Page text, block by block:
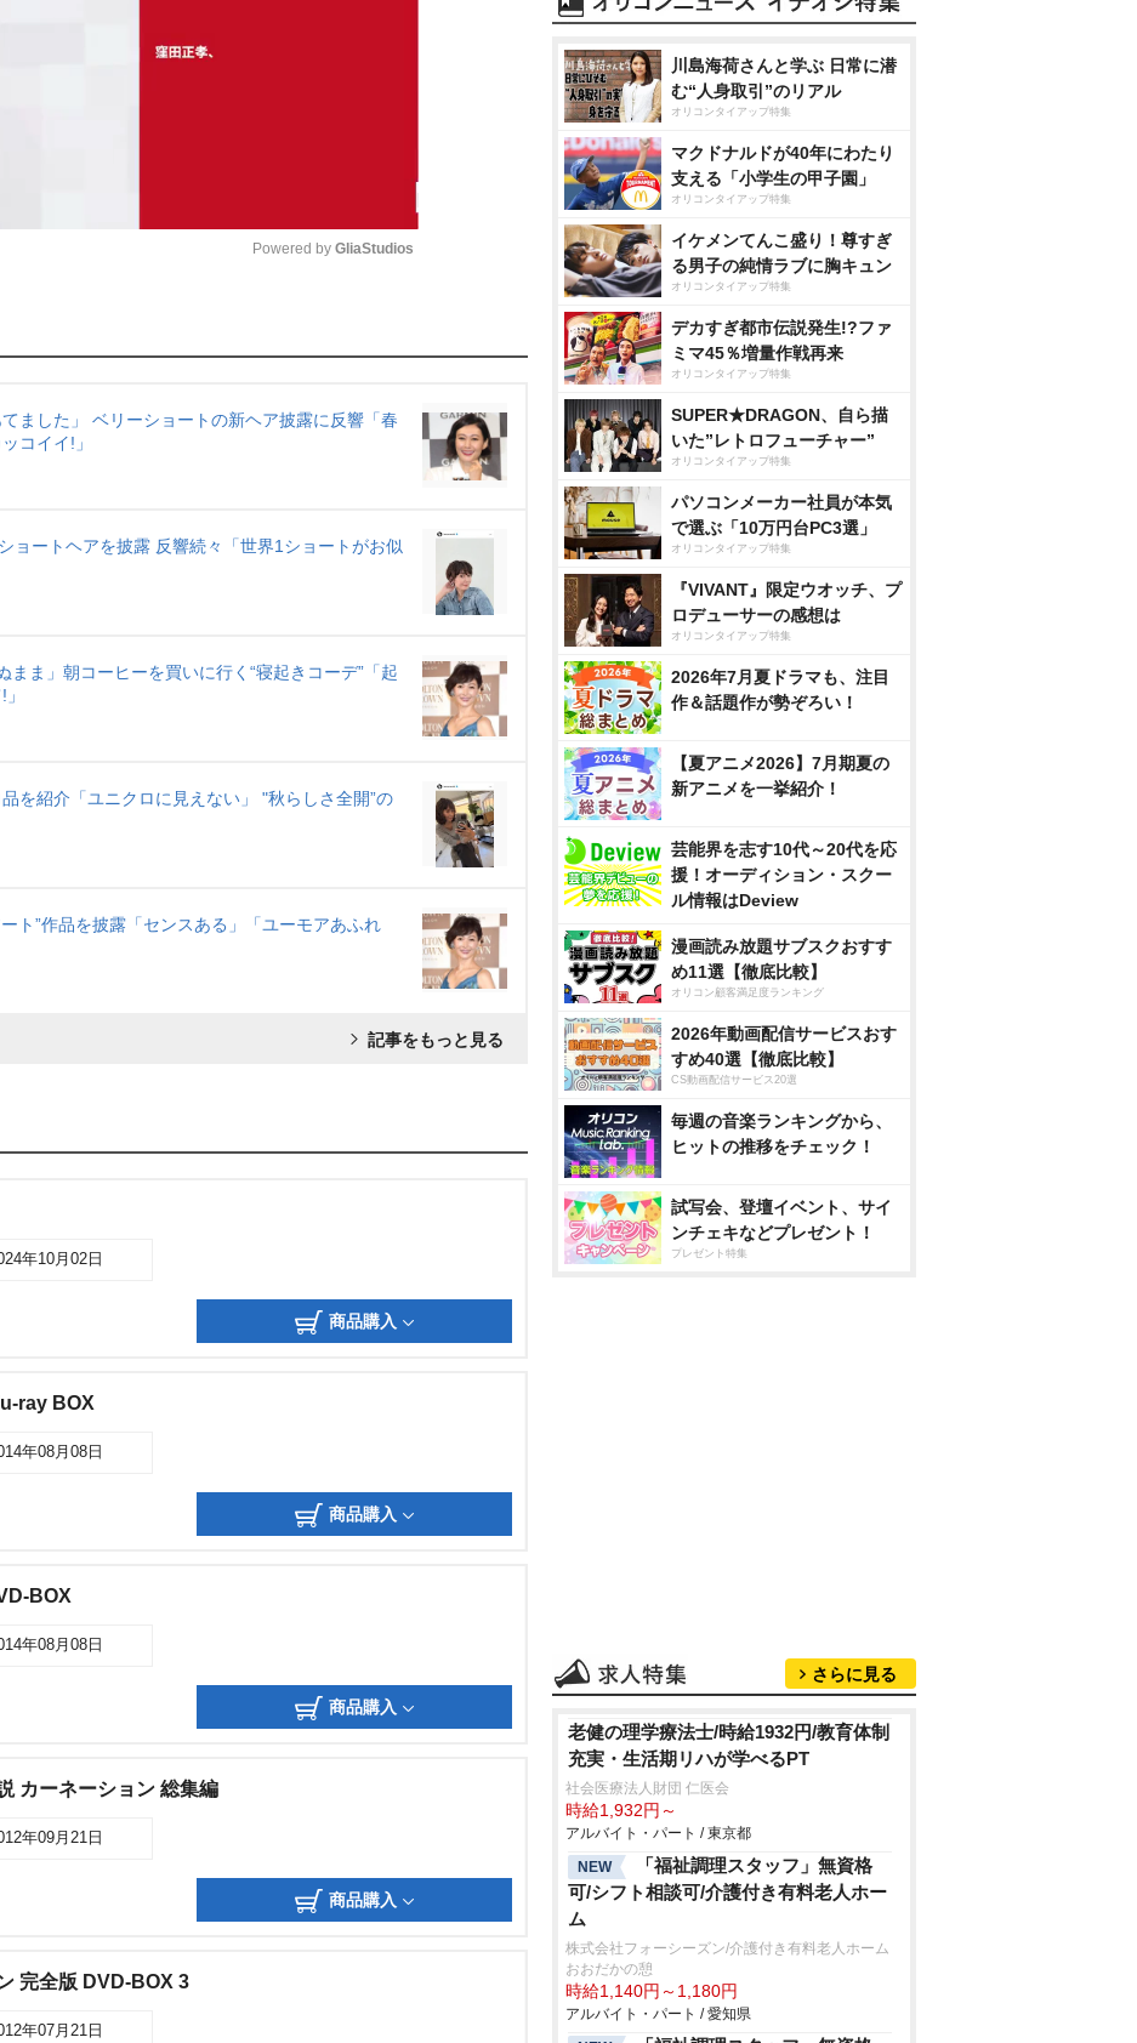
u
e
Powered by GliaStudios
ました」 ベリーショートの新ヘア披露に反響「春
コイイ!」
ョートヘアを披露 反響続々「世界1ショートがお似
まま」朝コーヒーを買いに行く“寝起きコーデ”「起
を紹介「ユニクロに見えない」 "秋らしさ全開”の
ト”作品を披露「センスある」「ユーモアあふれ
記事をもっと見る
年10月02日
商品購入
ray BOX
年08月08日
商品購入
BOX
年08月08日
商品購入
カーネーション 総集編
年09月21日
商品購入
完全版 DVD-BOX 3
年07月21日
川島海荷さんと学ぶ 日常に潜
む“人身取引”のリアル
オリコンタイアップ特集
マクドナルドが40年にわたり
支える「小学生の甲子園」
オリコンタイアップ特集
イケメンてんこ盛り！尊すぎ
る男子の純情ラブに胸キュン
オリコンタイアップ特集
デカすぎ都市伝説発生!?ファ
ミマ45％増量作戦再来
オリコンタイアップ特集
SUPER★DRAGON、自ら描
いた”レトロフューチャー”
オリコンタイアップ特集
パソコンメーカー社員が本気
で選ぶ「10万円台PC3選」
オリコンタイアップ特集
『VIVANT』限定ウオッチ、プ
ロデューサーの感想は
オリコンタイアップ特集
2026年7月夏ドラマも、注目
作＆話題作が勢ぞろい！
【夏アニメ2026】7月期夏の
新アニメを一挙紹介！
芸能界を志す10代～20代を応
援！オーディション・スクー
ル情報はDeview
漫画読み放題サブスクおすす
め11選【徹底比較】
オリコン顧客満足度ランキング
2026年動画配信サービスおす
すめ40選【徹底比較】
CS動画配信サービス20選
毎週の音楽ランキングから、
ヒットの推移をチェック！
試写会、登壇イベント、サイ
ンチェキなどプレゼント！
プレゼント特集
さらに見る
老健の理学療法士/時給1932円/教育体制
充実・生活期リハが学べるPT
社会医療法人財団 仁医会
時給1,932円～
アルバイト・パート / 東京都
NEW
「福祉調理スタッフ」無資格
可/シフト相談可/介護付き有料老人ホー
ム
株式会社フォーシーズン/介護付き有料老人ホーム
おおだかの憩
時給1,140円～1,180円
アルバイト・パート / 愛知県